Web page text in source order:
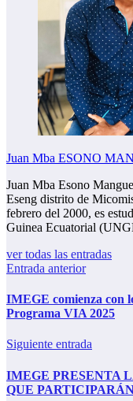
Juan Mba ESONO
Juan Mba Esono
Eseng distrito de
febrero del 2000, es
Guinea Ecuatorial
ver todas las entradas
Entrada anterior
IMEGE comienza con
Programa VIA 2025
Siguiente entrada
IMEGE PRESENTA
QUE